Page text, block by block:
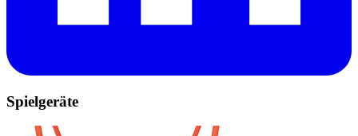
Spielgeräte